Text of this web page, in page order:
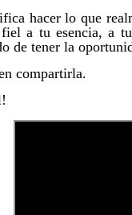
hacer lo que
a tu esencia, a
de tener la
compartirla.